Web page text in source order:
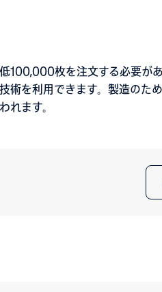
100,000枚を注文する必要が
術を利用できます。製造のた
れます。